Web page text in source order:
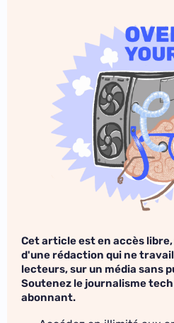
Cet article est en accès
d'une rédaction qui ne
lecteurs, sur un média sans
Soutenez le journalisme
abonnant.